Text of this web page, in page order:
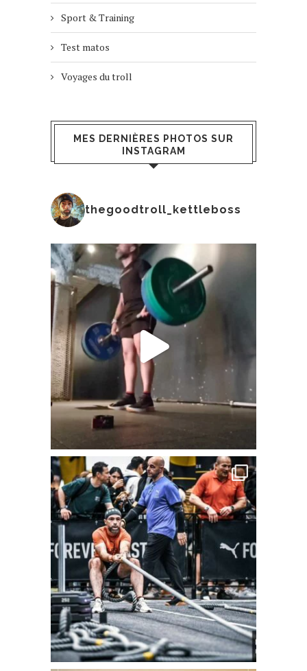
Sport & Training
Test matos
Voyages du troll
MES DERNIÈRES PHOTOS SUR
INSTAGRAM
thegoodtroll_kettleboss